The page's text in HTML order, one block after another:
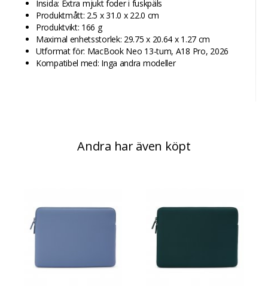
Insida: Extra mjukt foder i fuskpäls
Produktmått: 2.5 x 31.0 x 22.0 cm
Produktvikt: 166 g
Maximal enhetsstorlek: 29.75 x 20.64 x 1.27 cm
Utformat för: MacBook Neo 13-tum, A18 Pro, 2026
Kompatibel med: Inga andra modeller
Andra har även köpt